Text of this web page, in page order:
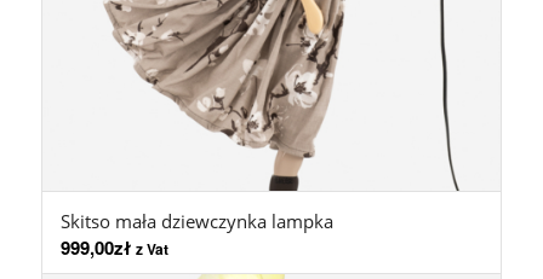
Skitso mała dziewczynka lampka
999,00zł z Vat